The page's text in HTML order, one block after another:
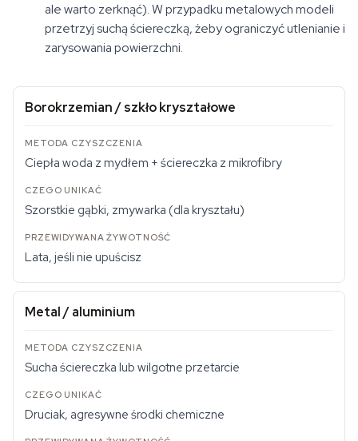
ale warto zerknąć). W przypadku metalowych modeli
przetrzyj suchą ściereczką, żeby ograniczyć utlenianie i
zarysowania powierzchni.
Borokrzemian / szkło kryształowe
Ciepła woda z mydłem + ściereczka z mikrofibry
Szorstkie gąbki, zmywarka (dla kryształu)
Lata, jeśli nie upuścisz
Metal / aluminium
Sucha ściereczka lub wilgotne przetarcie
Druciak, agresywne środki chemiczne